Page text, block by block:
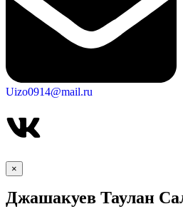
Uizo0914@mail.ru
×
Джашакуев Таулан